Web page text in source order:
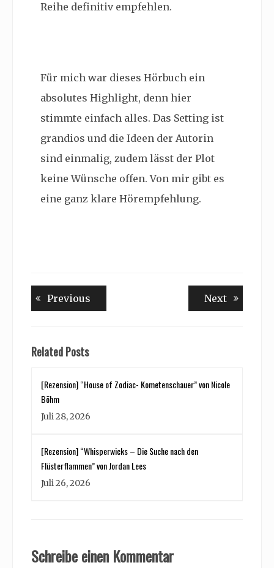
Reihe definitiv empfehlen.
Für mich war dieses Hörbuch ein
absolutes Highlight, denn hier
stimmte einfach alles. Das Setting ist
grandios und die Ideen der Autorin
sind einmalig, zudem lässt der Plot
keine Wünsche offen. Von mir gibt es
eine ganz klare Hörempfehlung.
Beitragsnavigation
Previous NextNext
Related Posts
[Rezension] “House of Zodiac- Kometenschauer” von Nicole
Böhm
Juli 28, 2026
[Rezension] “Whisperwicks – Die Suche nach den
Flüsterflammen” von Jordan Lees
Juli 26, 2026
Schreibe einen Kommentar